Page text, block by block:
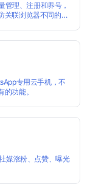
管理、注册和养号，
关联浏览器不同的
专用云手机，不
功能。
媒涨粉、点赞、曝光